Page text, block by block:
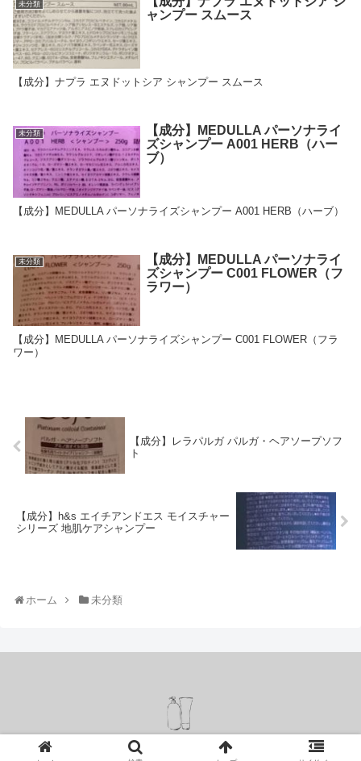
未分類
ャンプー スムース
【成分】ナプラ エヌドットシア シャンプー スムース
未分類
【成分】MEDULLA パーソナライ
ズシャンプー A001 HERB（ハー
ブ）
【成分】MEDULLA パーソナライズシャンプー A001 HERB（ハーブ）
未分類
【成分】MEDULLA パーソナライ
ズシャンプー C001 FLOWER（フ
ラワー）
【成分】MEDULLA パーソナライズシャンプー C001 FLOWER（フラ
ワー）
【成分】レラパルガ パルガ・ヘアソープソフ
ト
【成分】h&s エイチアンドエス モイスチャー
シリーズ 地肌ケアシャンプー
ホーム 未分類
Copyright © 2019 シャンプーリスト All Rights Reserved.